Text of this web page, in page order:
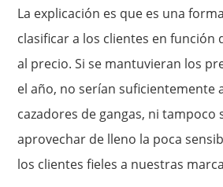
La explicación es que es una
clasificar a los clientes en función
al precio. Si se mantuvieran los
el año, no serían suficientemente
cazadores de gangas, ni tampoco
aprovechar de lleno la poca
los clientes fieles a nuestras